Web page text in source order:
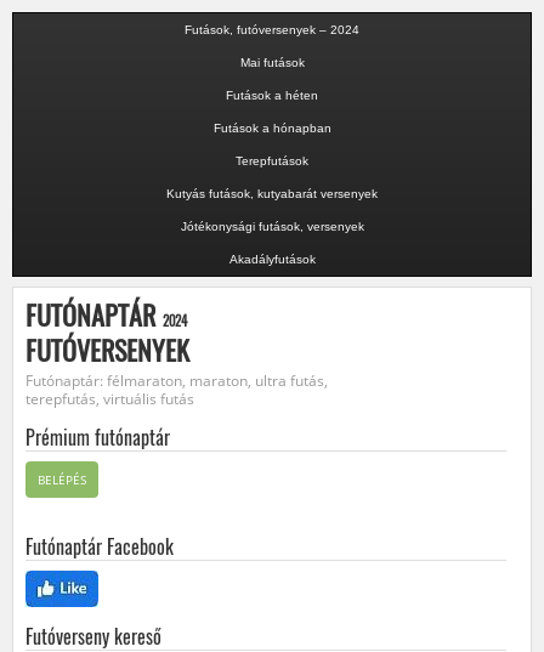
Futások, futóversenyek – 2024
Mai futások
Futások a héten
Futások a hónapban
Terepfutások
Kutyás futások, kutyabarát versenyek
Jótékonysági futások, versenyek
Akadályfutások
FUTÓNAPTÁR 2024
FUTÓVERSENYEK
Futónaptár: félmaraton, maraton, ultra futás,
terepfutás, virtuális futás
Prémium futónaptár
BELÉPÉS
Futónaptár Facebook
Futóverseny kereső